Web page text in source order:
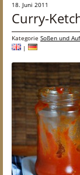
18. Juni 2011
Curry-
Kategorie Soßen und
|